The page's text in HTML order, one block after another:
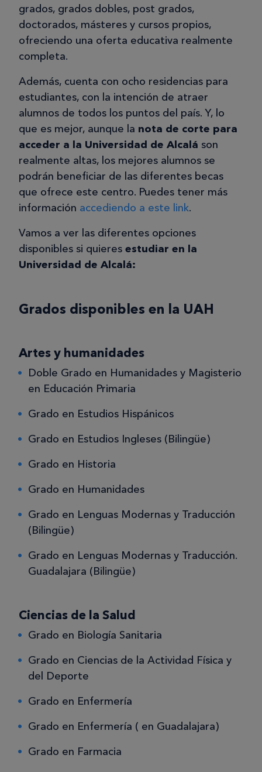
grados, grados dobles, post grados,
doctorados, másteres y cursos propios,
ofreciendo una oferta educativa realmente
completa.
Además, cuenta con ocho residencias para
estudiantes, con la intención de atraer
alumnos de todos los puntos del país. Y, lo
que es mejor, aunque la nota de corte para
acceder a la Universidad de Alcalá son
realmente altas, los mejores alumnos se
podrán beneficiar de las diferentes becas
que ofrece este centro. Puedes tener más
información accediendo a este link.
Vamos a ver las diferentes opciones
disponibles si quieres estudiar en la
Universidad de Alcalá:
Grados disponibles en la UAH
Artes y humanidades
Doble Grado en Humanidades y Magisterio
en Educación Primaria
Grado en Estudios Hispánicos
Grado en Estudios Ingleses (Bilingüe)
Grado en Historia
Grado en Humanidades
Grado en Lenguas Modernas y Traducción
(Bilingüe)
Grado en Lenguas Modernas y Traducción.
Guadalajara (Bilingüe)
Ciencias de la Salud
Grado en Biología Sanitaria
Grado en Ciencias de la Actividad Física y
del Deporte
Grado en Enfermería
Grado en Enfermería ( en Guadalajara)
Grado en Farmacia